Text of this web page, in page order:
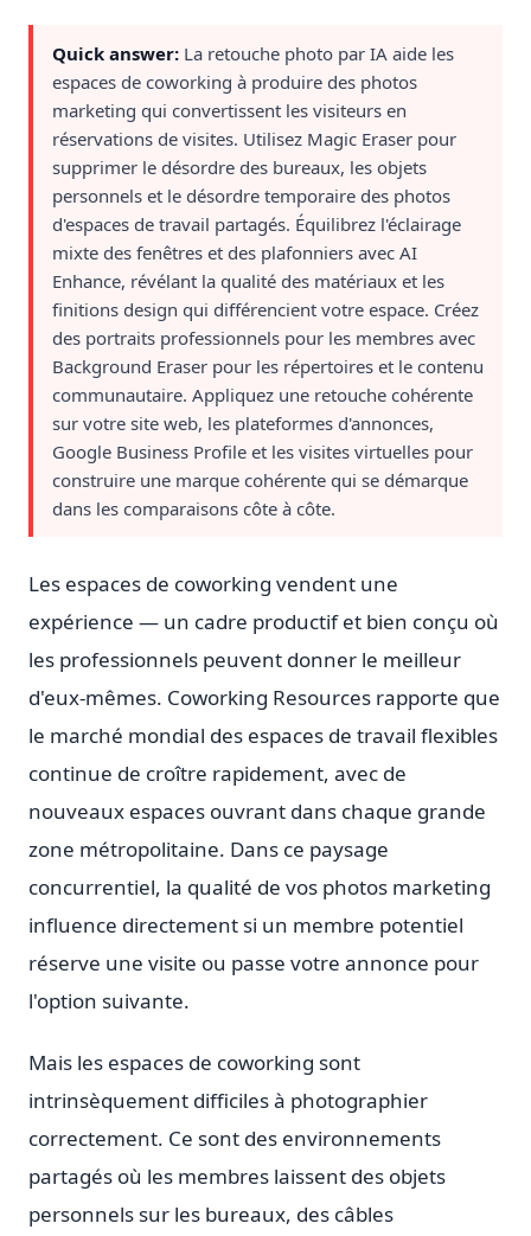
Quick answer: La retouche photo par IA aide les
espaces de coworking à produire des photos
marketing qui convertissent les visiteurs en
réservations de visites. Utilisez Magic Eraser pour
supprimer le désordre des bureaux, les objets
personnels et le désordre temporaire des photos
d'espaces de travail partagés. Équilibrez l'éclairage
mixte des fenêtres et des plafonniers avec AI
Enhance, révélant la qualité des matériaux et les
finitions design qui différencient votre espace. Créez
des portraits professionnels pour les membres avec
Background Eraser pour les répertoires et le contenu
communautaire. Appliquez une retouche cohérente
sur votre site web, les plateformes d'annonces,
Google Business Profile et les visites virtuelles pour
construire une marque cohérente qui se démarque
dans les comparaisons côte à côte.
Les espaces de coworking vendent une
expérience — un cadre productif et bien conçu où
les professionnels peuvent donner le meilleur
d'eux-mêmes. Coworking Resources rapporte que
le marché mondial des espaces de travail flexibles
continue de croître rapidement, avec de
nouveaux espaces ouvrant dans chaque grande
zone métropolitaine. Dans ce paysage
concurrentiel, la qualité de vos photos marketing
influence directement si un membre potentiel
réserve une visite ou passe votre annonce pour
l'option suivante.
Mais les espaces de coworking sont
intrinsèquement difficiles à photographier
correctement. Ce sont des environnements
partagés où les membres laissent des objets
personnels sur les bureaux, des câbles